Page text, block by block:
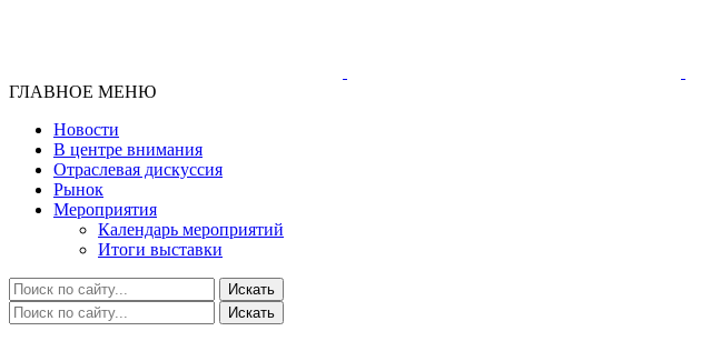
ГЛАВНОЕ МЕНЮ
Новости
В центре внимания
Отраслевая дискуссия
Рынок
Мероприятия
Календарь мероприятий
Итоги выставки